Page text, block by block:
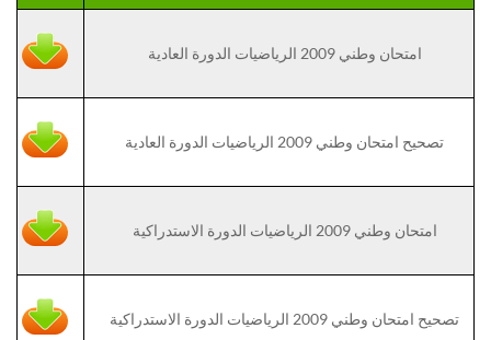
امتحان وطني 2009 الرياضيات الدورة العادية
تصحيح امتحان وطني 2009 الرياضيات الدورة العادية
امتحان وطني 2009 الرياضيات الدورة الاستدراكية
تصحيح امتحان وطني 2009 الرياضيات الدورة الاستدراكية